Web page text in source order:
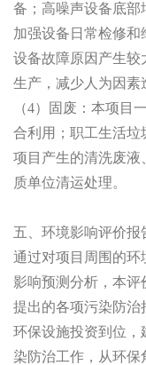
备；高噪声设备底部
加强设备日常检修
设备故障原因产生较
生产，减少人为因素
（4）固废：本项目
合利用；职工生活垃
项目产生的清洗废液
质单位清运处理。
五、 环境影响评价报
通过对项目周围的环
影响预测分析，本
提出的各项污染防治
环保设施投资到位，
染防治工作，从环保